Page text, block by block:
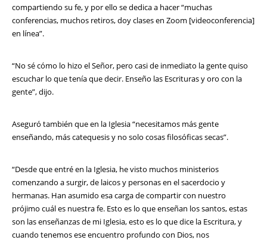
compartiendo su fe, y por ello se dedica a hacer “muchas
conferencias, muchos retiros, doy clases en Zoom [videoconferencia]
en línea”.
“No sé cómo lo hizo el Señor, pero casi de inmediato la gente quiso
escuchar lo que tenía que decir. Enseño las Escrituras y oro con la
gente”, dijo.
Aseguró también que en la Iglesia “necesitamos más gente
enseñando, más catequesis y no solo cosas filosóficas secas”.
“Desde que entré en la Iglesia, he visto muchos ministerios
comenzando a surgir, de laicos y personas en el sacerdocio y
hermanas. Han asumido esa carga de compartir con nuestro
prójimo cuál es nuestra fe. Esto es lo que enseñan los santos, estas
son las enseñanzas de mi Iglesia, esto es lo que dice la Escritura, y
cuando tenemos ese encuentro profundo con Dios, nos